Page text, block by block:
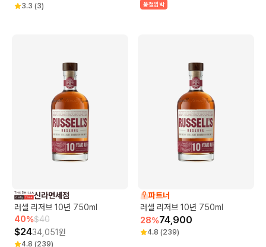
3.3 (3) 품절임박
신라면세점
러셀 리저브 10년 750ml
40%$40
$2434,051원
4.8 (239)
파트너
러셀 리저브 10년 750ml
28%74,900
4.8 (239)